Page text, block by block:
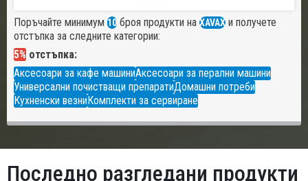
Поръчайте минимум 10 броя продукти на XAVAX и получете
отстъпка за следните категории:
5% отстъпка:
Аксесоари за кафе машиниАксесоари за перални машини
Универсални почистващи препаратиДомашни потреби
Кухненски везниКомплекти за сервиране
Последно разгледани продукти